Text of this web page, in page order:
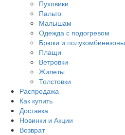
Пуховики
Пальто
Малышам
Одежда с подогревом
Брюки и полукомбинезоны
Плащи
Ветровки
Жилеты
Толстовки
Распродажа
Как купить
Доставка
Новинки и Акции
Возврат